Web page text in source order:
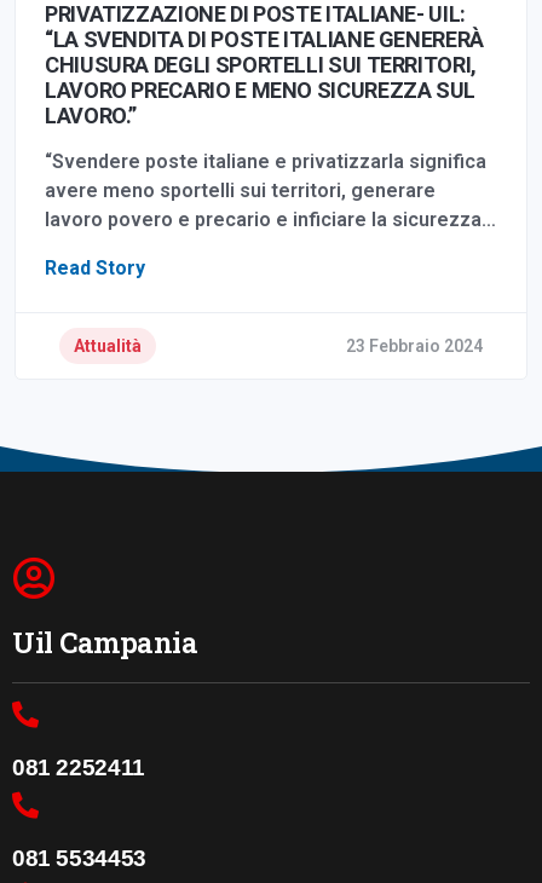
PRIVATIZZAZIONE DI POSTE ITALIANE- UIL:
“LA SVENDITA DI POSTE ITALIANE GENERERÀ
CHIUSURA DEGLI SPORTELLI SUI TERRITORI,
LAVORO PRECARIO E MENO SICUREZZA SUL
LAVORO.”
“Svendere poste italiane e privatizzarla significa
avere meno sportelli sui territori, generare
lavoro povero e precario e inficiare la sicurezza…
Read Story
Attualità 23 Febbraio 2024
Uil Campania
081 2252411
081 5534453